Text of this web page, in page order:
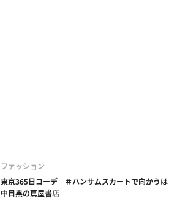
ファッション
東京365日コーデ ＃ハンサムスカートで向かうは
中目黒の蔦屋書店